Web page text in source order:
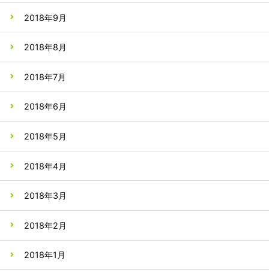
2018年9月
2018年8月
2018年7月
2018年6月
2018年5月
2018年4月
2018年3月
2018年2月
2018年1月